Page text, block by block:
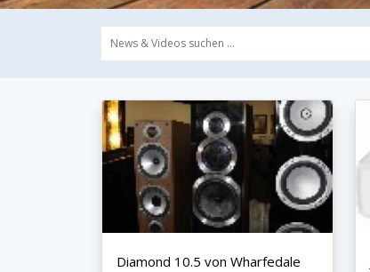
Diamond 10.5 von Wharfedale